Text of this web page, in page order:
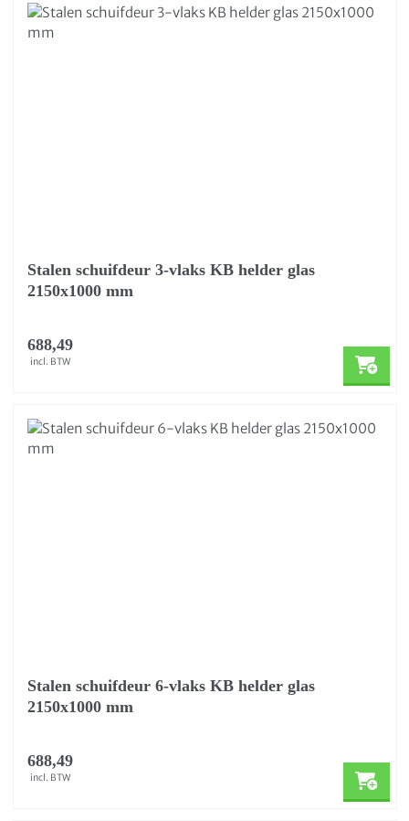
Stalen schuifdeur 3-vlaks KB helder glas
2150x1000 mm
688,49
incl. BTW
Stalen schuifdeur 6-vlaks KB helder glas
2150x1000 mm
688,49
incl. BTW